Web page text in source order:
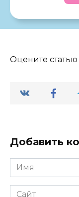
Оцените статью
Добавить
Имя
*
Сайт